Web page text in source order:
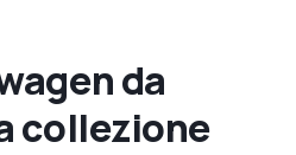
da
collezione